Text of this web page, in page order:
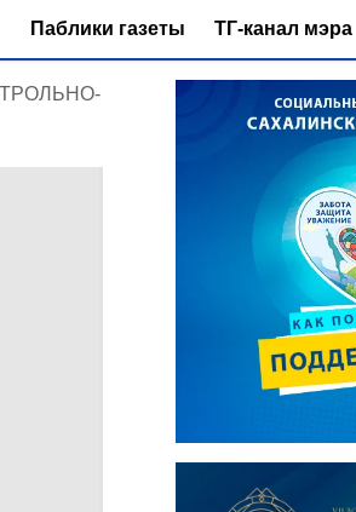
Паблики газеты ТГ-канал мэра